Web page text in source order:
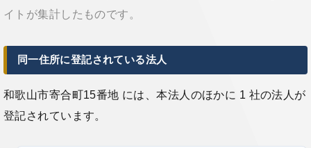
イトが集計したものです。
同一住所に登記されている法人
和歌山市寄合町15番地 には、本法人のほかに 1 社の法人が
登記されています。